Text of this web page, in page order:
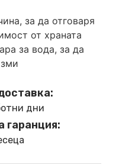
за да отговаря
от храната
за вода, за да
дни
гаранция: